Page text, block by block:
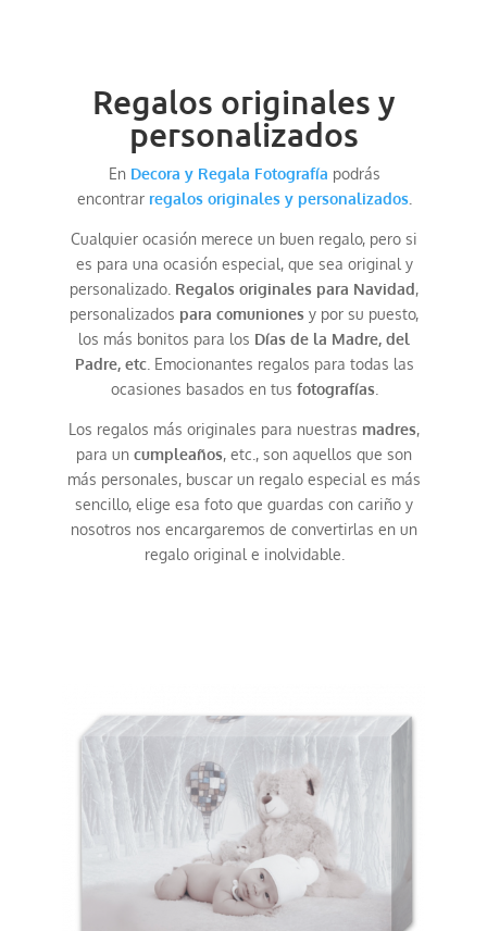
Regalos originales y
personalizados
En Decora y Regala Fotografía podrás
encontrar regalos originales y personalizados.
Cualquier ocasión merece un buen regalo, pero si
es para una ocasión especial, que sea original y
personalizado. Regalos originales para Navidad,
personalizados para comuniones y por su puesto,
los más bonitos para los Días de la Madre, del
Padre, etc. Emocionantes regalos para todas las
ocasiones basados en tus fotografías.
Los regalos más originales para nuestras madres,
para un cumpleaños, etc., son aquellos que son
más personales, buscar un regalo especial es más
sencillo, elige esa foto que guardas con cariño y
nosotros nos encargaremos de convertirlas en un
regalo original e inolvidable.